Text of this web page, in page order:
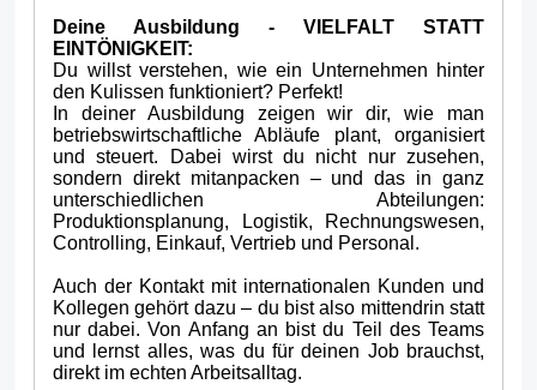
Deine Ausbildung - VIELFALT STATT
EINTÖNIGKEIT:
Du willst verstehen, wie ein Unternehmen hinter
den Kulissen funktioniert? Perfekt!
In deiner Ausbildung zeigen wir dir, wie man
betriebswirtschaftliche Abläufe plant, organisiert
und steuert. Dabei wirst du nicht nur zusehen,
sondern direkt mitanpacken – und das in ganz
unterschiedlichen Abteilungen:
Produktionsplanung, Logistik, Rechnungswesen,
Controlling, Einkauf, Vertrieb und Personal.
Auch der Kontakt mit internationalen Kunden und
Kollegen gehört dazu – du bist also mittendrin statt
nur dabei. Von Anfang an bist du Teil des Teams
und lernst alles, was du für deinen Job brauchst,
direkt im echten Arbeitsalltag.